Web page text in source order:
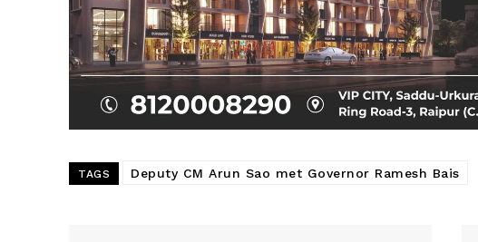
TAGS Deputy CM Arun Sao met Governor Ramesh Bais